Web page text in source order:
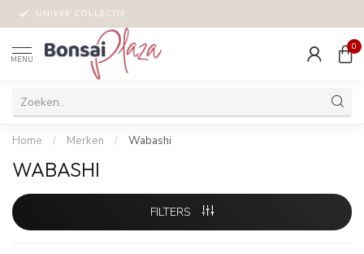
UNIEKE COLLECTIE
MENU
0
Home / Merken / Wabashi
WABASHI
FILTERS